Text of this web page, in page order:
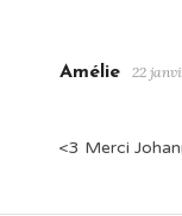
Amélie 22
<3 Merci